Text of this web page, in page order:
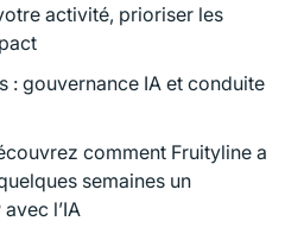
activité, prioriser les
: gouvernance IA et conduite
comment Fruityline a
semaines un
l’IA